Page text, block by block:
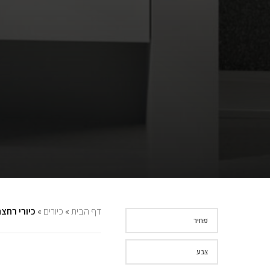
מחיר
צבע
דף הבית» כיורים » כיורי